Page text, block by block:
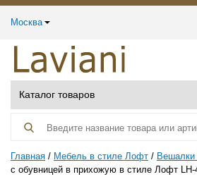
Москва
Каталог товаров
Главная Мебель в стиле Лофт
с обувницей в прихожую в стиле Лофт LH-